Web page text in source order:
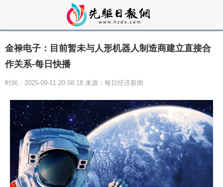
金禄电子：目前暂未与人形机器人制造商建立直接合
作关系-每日快播
时间：2025-09-11 20:58:18 来源：每日经济新闻